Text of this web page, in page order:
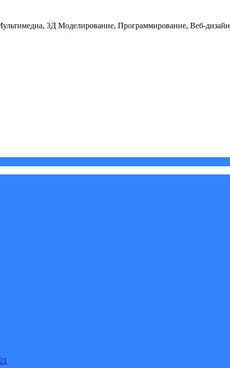
3Д Моделирование, Программирование, Веб-дизайн